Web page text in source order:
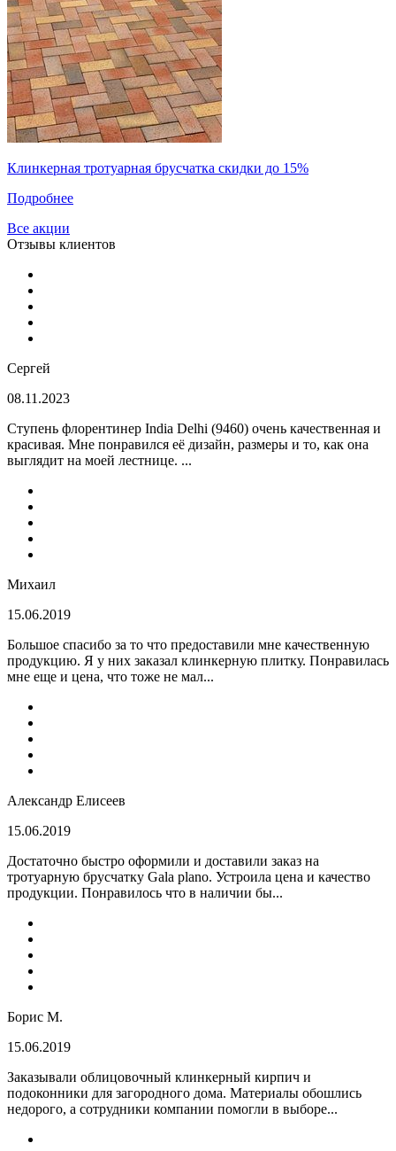
Клинкерная тротуарная брусчатка скидки до 15%
Подробнее
Все акции
Отзывы клиентов
Сергей
08.11.2023
Ступень флорентинер India Delhi (9460) очень качественная и
красивая. Мне понравился её дизайн, размеры и то, как она
выглядит на моей лестнице. ...
Михаил
15.06.2019
Большое спасибо за то что предоставили мне качественную
продукцию. Я у них заказал клинкерную плитку. Понравилась
мне еще и цена, что тоже не мал...
Александр Елисеев
15.06.2019
Достаточно быстро оформили и доставили заказ на
тротуарную брусчатку Gala plano. Устроила цена и качество
продукции. Понравилось что в наличии бы...
Борис М.
15.06.2019
Заказывали облицовочный клинкерный кирпич и
подоконники для загородного дома. Материалы обошлись
недорого, а сотрудники компании помогли в выборе...